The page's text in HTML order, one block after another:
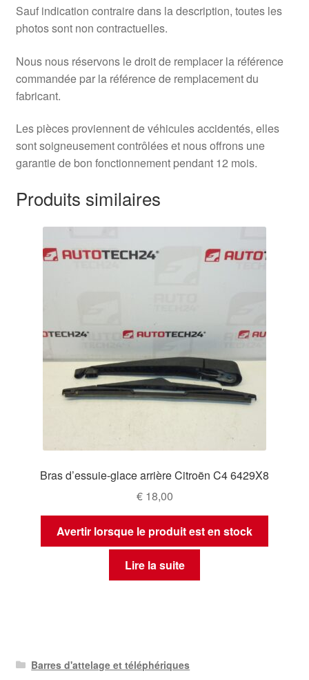
Sauf indication contraire dans la description, toutes les
photos sont non contractuelles.
Nous nous réservons le droit de remplacer la référence
commandée par la référence de remplacement du
fabricant.
Les pièces proviennent de véhicules accidentés, elles
sont soigneusement contrôlées et nous offrons une
garantie de bon fonctionnement pendant 12 mois.
Produits similaires
Bras d’essuie-glace arrière Citroën C4 6429X8
€18,00
Avertir lorsque le produit est en stock
Lire la suite
Barres d'attelage et téléphériques